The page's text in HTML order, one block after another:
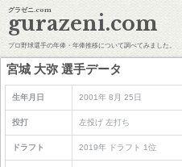
グラゼニ.com
gurazeni.com
プロ野球選手の年俸・年俸推移について調べてみました。
宮城 大弥 選手データ
生年月日 2001年 8月 25日
投打 左投げ 左打ち
ドラフト 2019年 ドラフト 1位